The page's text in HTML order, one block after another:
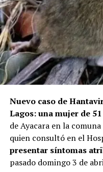
Nuevo caso de
Lagos: una mujer de
de Ayacara en la
quien consultó en el
presentar síntomas
pasado domingo 3 de